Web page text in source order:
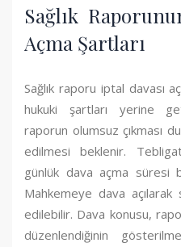
Sağlık
Açma Şartları
Sağlık raporu iptal davası
hukuki şartları yerine
raporun olumsuz çıkması
edilmesi beklenir.
günlük dava açma süresi
Mahkemeye dava
edilebilir. Dava konusu,
düzenlendiğinin